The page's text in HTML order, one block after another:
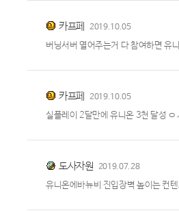
카프페 2019.10.05
버닝서버 열어주는거 다 참여하면 유
카프페 2019.10.05
실플레이 2달만에 유니온 3천 달성
도사자원 2019.07.28
유니온에바뉴비 진입장벽 높이는 컨